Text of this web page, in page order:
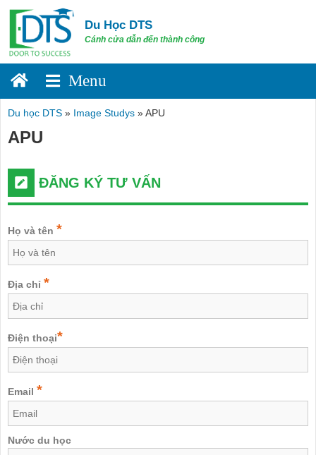
Du Học DTS
Cánh cửa dẫn đến thành công
Du học DTS » Image Studys »APU
APU
ĐĂNG KÝ TƯ VẤN
Họ và tên *
Địa chỉ *
Điện thoại*
Email *
Nước du học